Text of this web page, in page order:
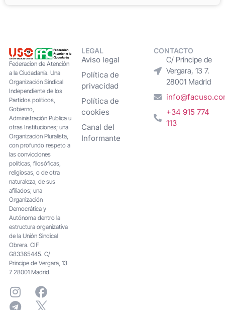
Federacion de Atención
a la Ciudadanía. Una
Organización Sindical
Independiente de los
Partidos políticos,
Gobierno,
Administración Pública u
otras Instituciones; una
Organización Pluralista,
con profundo respeto a
las convicciones
políticas, filosóficas,
religiosas, o de otra
naturaleza, de sus
afiliados; una
Organización
Democrática y
Autónoma dentro la
estructura organizativa
de la Unión Sindical
Obrera. CIF
G83365445. C/
Principe de Vergara, 13
7 28001 Madrid.
LEGAL
Aviso legal
Política de
privacidad
Política de
cookies
Canal del
Informante
CONTACTO
C/ Príncipe de
Vergara, 13 7.
28001 Madrid
+34 915 774
113